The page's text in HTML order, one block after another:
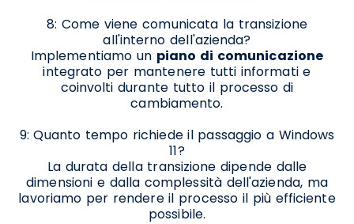
8: Come viene comunicata la transizione
all'interno dell'azienda?
Implementiamo un piano di comunicazione
integrato per mantenere tutti informati e
coinvolti durante tutto il processo di
cambiamento.
9: Quanto tempo richiede il passaggio a Windows
11?
La durata della transizione dipende dalle
dimensioni e dalla complessità dell'azienda, ma
lavoriamo per rendere il processo il più efficiente
possibile.